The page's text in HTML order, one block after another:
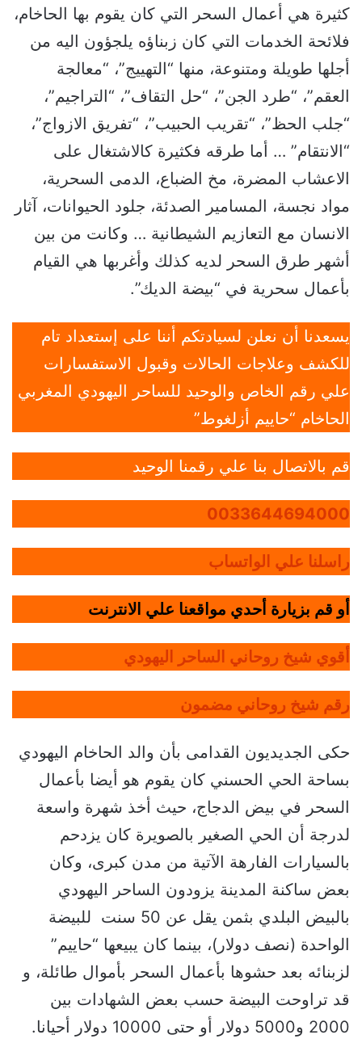
كثيرة هي أعمال السحر التي كان يقوم بها الحاخام،
فلائحة الخدمات التي كان زبناؤه يلجؤون اليه من
أجلها طويلة ومتنوعة، منها “التهييج”، “معالجة
العقم”، “طرد الجن”، “حل التقاف”، “التراجيم”،
“جلب الحظ”، “تقريب الحبيب”، “تفريق الازواج”،
“الانتقام” … أما طرقه فكثيرة كالاشتغال على
الاعشاب المضرة، مخ الضباع، الدمى السحرية،
مواد نجسة، المسامير الصدئة، جلود الحيوانات، آثار
الانسان مع التعازيم الشيطانية … وكانت من بين
أشهر طرق السحر لديه كذلك وأغربها هي القيام
بأعمال سحرية في “بيضة الديك”.
يسعدنا أن نعلن لسيادتكم أننا على إستعداد تام
للكشف وعلاجات الحالات وقبول الاستفسارات
علي رقم الخاص والوحيد للساحر اليهودي المغربي
الحاخام “حاييم أزلغوط”
قم بالاتصال بنا علي رقمنا الوحيد
0033644694000
راسلنا علي الواتساب
أو قم بزيارة أحدي مواقعنا علي الانترنت
أقوي شيخ روحاني الساحر اليهودي
رقم شيخ روحاني مضمون
حكى الجديديون القدامى بأن والد الحاخام اليهودي
بساحة الحي الحسني كان يقوم هو أيضا بأعمال
السحر في بيض الدجاج، حيث أخذ شهرة واسعة
لدرجة أن الحي الصغير بالصويرة كان يزدحم
بالسيارات الفارهة الآتية من مدن كبرى، وكان
بعض ساكنة المدينة يزودون الساحر اليهودي
بالبيض البلدي بثمن يقل عن 50 سنت للبيضة
الواحدة (نصف دولار)، بينما كان يبيعها “حاييم”
لزبنائه بعد حشوها بأعمال السحر بأموال طائلة، و
قد تراوحت البيضة حسب بعض الشهادات بين
2000 و5000 دولار أو حتى 10000 دولار أحيانا.